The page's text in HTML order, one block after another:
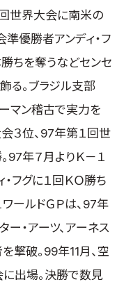
問
について
ーポリシー
プ
世界大会に南米の
準優勝者アンディ・フ
ちを奪うなどセンセ
る。ブラジル支部
マン稽古で実力を
３位、97年第１回世
97年７月よりＫ－１
フグに１回ＫＯ勝ち
ールドＧＰは、97年
ー・アーツ、アーネス
撃破。99年11月、空
出場。決勝で数見